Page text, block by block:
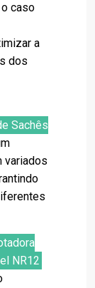
caso
a
dos
Sachês
variados
NR12